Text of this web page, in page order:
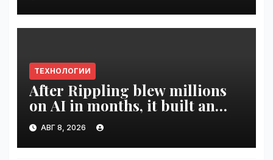
ТЕХНОЛОГИИ
After Rippling blew millions
on AI in months, it built an
employee ROI tool |
VseTime.ru
АВГ 8, 2026